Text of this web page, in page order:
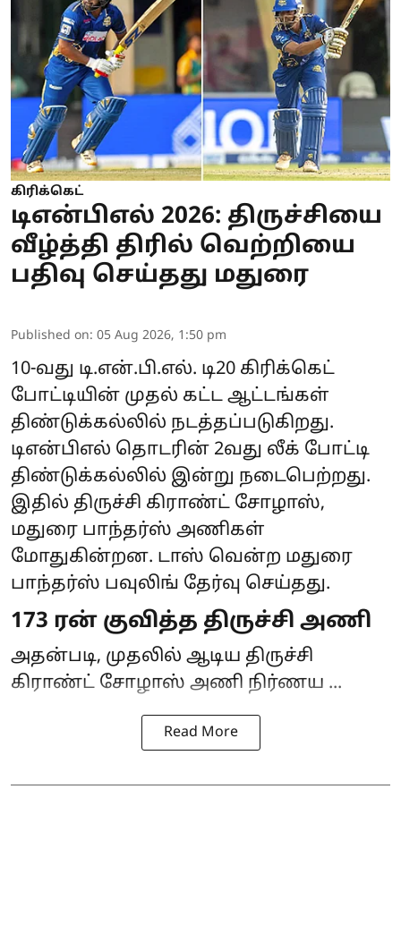
கிரிக்கெட்
டிஎன்பிஎல் 2026: திருச்சியை
வீழ்த்தி திரில் வெற்றியை
பதிவு செய்தது மதுரை
Published on: 05 Aug 2026, 1:50 pm
10-வது டி.என்.பி.எல். டி20 கிரிக்கெட்
போட்டியின் முதல் கட்ட ஆட்டங்கள்
திண்டுக்கல்லில் நடத்தப்படுகிறது.
டிஎன்பிஎல் தொடரின் 2வது லீக் போட்டி
திண்டுக்கல்லில் இன்று நடைபெற்றது.
இதில் திருச்சி கிராண்ட் சோழாஸ்,
மதுரை பாந்தர்ஸ் அணிகள்
மோதுகின்றன. டாஸ் வென்ற மதுரை
பாந்தர்ஸ் பவுலிங் தேர்வு செய்தது.
173 ரன் குவித்த திருச்சி அணி
அதன்படி, முதலில் ஆடிய திருச்சி
கிராண்ட் சோழாஸ் அணி நிர்ணய ...
Read More